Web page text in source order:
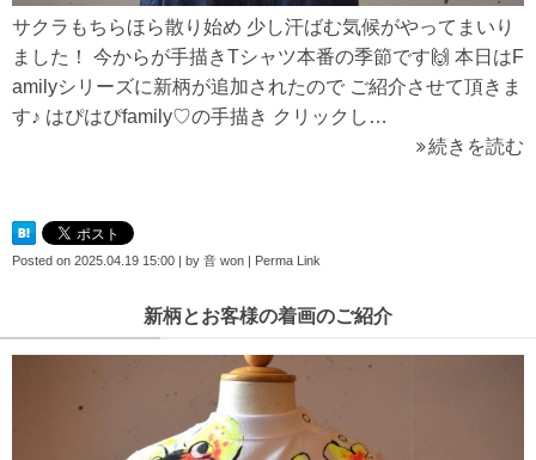
サクラもちらほら散り始め 少し汗ばむ気候がやってまいり
ました！ 今からが手描きTシャツ本番の季節です🙌 本日はF
amilyシリーズに新柄が追加されたので ご紹介させて頂きま
す♪ はぴはぴfamily♡の手描き クリックし…
続きを読む
Posted on 2025.04.19 15:00 | by 音 won | Perma Link
新柄とお客様の着画のご紹介